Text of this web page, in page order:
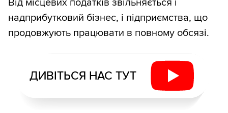
Від місцевих податків звільняється і
надприбутковий бізнес, і підприємства, що
продовжують працювати в повному обсязі.
ДИВІТЬСЯ НАС ТУТ